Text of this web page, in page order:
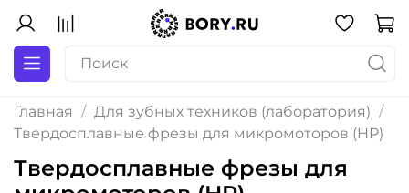
Главная
Для зубных техников (лаборатория)
Твердосплавные фрезы для микромоторов (HP)
Твердосплавные фрезы для